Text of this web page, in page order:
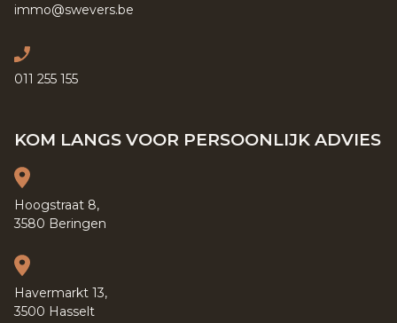
immo@swevers.be
011 255 155
KOM LANGS VOOR PERSOONLIJK ADVIES
Hoogstraat 8,
3580 Beringen
Havermarkt 13,
3500 Hasselt